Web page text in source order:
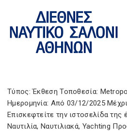
Τύπος: Έκθεση Τοποθεσία:
Ημερομηνία: Από 03/12/2025
Επισκεφτείτε την ιστοσελίδα
Ναυτιλία, Ναυτιλιακά, Yachting